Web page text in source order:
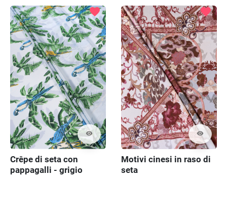
visibility
favorite
Crêpe di seta con
pappagalli - grigio
visibility
favorite
Motivi cinesi in raso di
seta